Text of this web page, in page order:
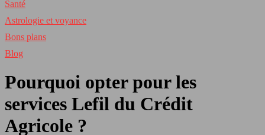
Santé
Astrologie et voyance
Bons plans
Blog
Pourquoi opter pour les
services Lefil du Crédit
Agricole ?